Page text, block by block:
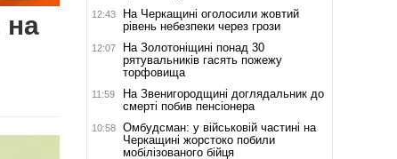
на
12:43
На Черкащині оголосили жовтий
рівень небезпеки через грози
12:07
На Золотоніщині понад 30
рятувальників гасять пожежу
торфовища
11:59
На Звенигородщині доглядальник до
смерті побив пенсіонера
10:58
Омбудсман: у військовій частині на
Черкащині жорстоко побили
мобілізованого бійця